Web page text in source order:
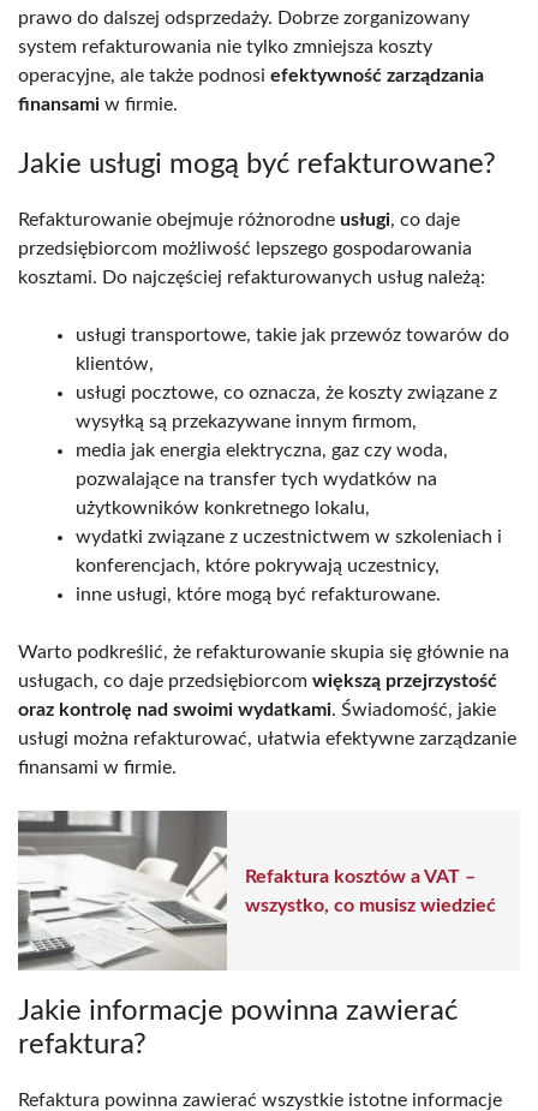
prawo do dalszej odsprzedaży. Dobrze zorganizowany
system refakturowania nie tylko zmniejsza koszty
operacyjne, ale także podnosi efektywność zarządzania
finansami w firmie.
Jakie usługi mogą być refakturowane?
Refakturowanie obejmuje różnorodne usługi, co daje
przedsiębiorcom możliwość lepszego gospodarowania
kosztami. Do najczęściej refakturowanych usług należą:
usługi transportowe, takie jak przewóz towarów do
klientów,
usługi pocztowe, co oznacza, że koszty związane z
wysyłką są przekazywane innym firmom,
media jak energia elektryczna, gaz czy woda,
pozwalające na transfer tych wydatków na
użytkowników konkretnego lokalu,
wydatki związane z uczestnictwem w szkoleniach i
konferencjach, które pokrywają uczestnicy,
inne usługi, które mogą być refakturowane.
Warto podkreślić, że refakturowanie skupia się głównie na
usługach, co daje przedsiębiorcom większą przejrzystość
oraz kontrolę nad swoimi wydatkami. Świadomość, jakie
usługi można refakturować, ułatwia efektywne zarządzanie
finansami w firmie.
Refaktura kosztów a VAT –
wszystko, co musisz wiedzieć
Jakie informacje powinna zawierać
refaktura?
Refaktura powinna zawierać wszystkie istotne informacje